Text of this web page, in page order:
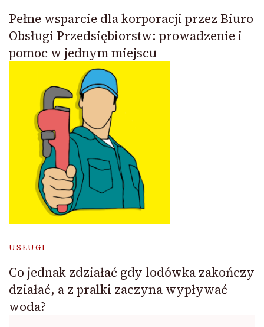
Pełne wsparcie dla korporacji przez Biuro
Obsługi Przedsiębiorstw: prowadzenie i
pomoc w jednym miejscu
USŁUGI
Co jednak zdziałać gdy lodówka zakończy
działać, a z pralki zaczyna wypływać
woda?